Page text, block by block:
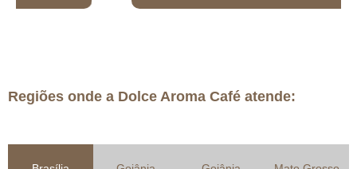
Regiões onde a Dolce Aroma Café atende: